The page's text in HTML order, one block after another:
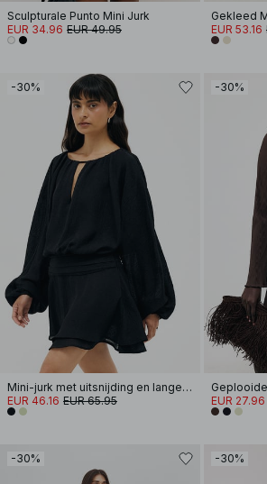
Sculpturale Punto Mini Jurk
EUR 34.96 EUR 49.95
EUR 53.16
-30%
Mini-jurk met uitsnijding en lange mouwen
EUR 46.16 EUR 65.95
-30%
EUR 27.96
-30% -30%